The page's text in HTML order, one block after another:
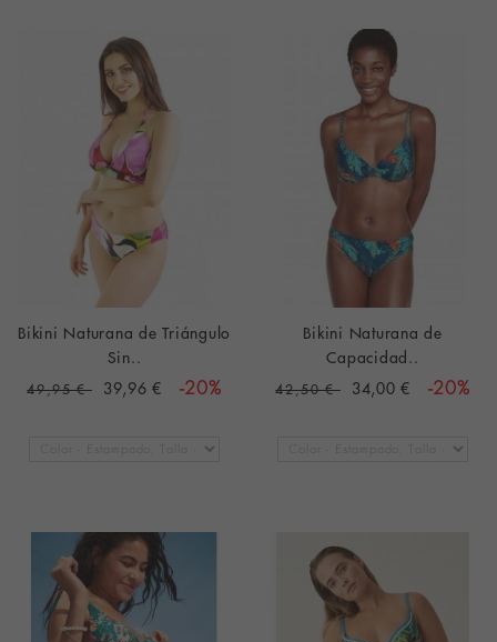
Bikini Naturana de Triángulo
Sin..
49,95 € 39,96 € -20%
Bikini Naturana de
Capacidad..
42,50 € 34,00 € -20%